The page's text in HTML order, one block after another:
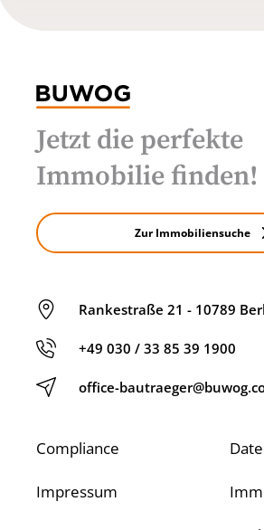
Rankestraße 21 - 10789
+49 030 / 33 85 39 1900
office-
Compliance
Impressum
Jetzt die perfekte
Immobilie finden!
Zur Immobiliensuche